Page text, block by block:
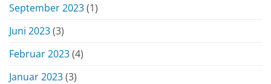
September 2023(1)
Juni 2023(3)
Februar 2023(4)
Januar 2023(3)